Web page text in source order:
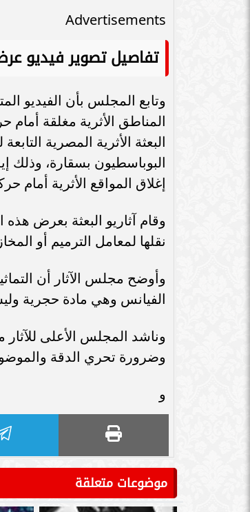
Advertisements
تفاصيل تصوير فيديو
المناطق الأثرية مغلقة أمام
البعثة الأثرية المصرية
البوباسطيون بسقارة، وذلك
إغلاق المواقع الأثرية أمام
وقام آثاريو البعثة بعرض
نقلها لمعامل الترميم أو
وأوضح مجلس الآثار أن
الفيانس وهي مادة حجرية
وناشد المجلس الأعلى
وضرورة تحري الدقة
و
موضوعات متعلقة
في رؤية...